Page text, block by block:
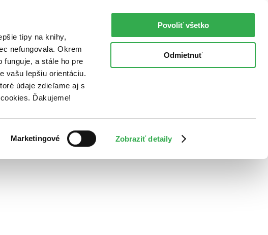
tipy na knihy,
nefungovala. Okrem
a stále ho pre
vašu lepšiu orientáciu.
údaje zdieľame aj s
Ďakujeme!
Marketingové Zobraziť detaily
Povoliť všetko
Odmietnuť